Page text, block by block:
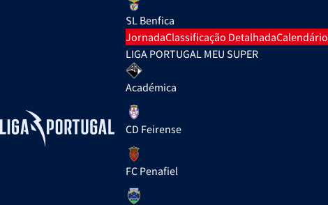
SL Benfica
JornadaClassificação DetalhadaCalendário
LIGA PORTUGAL MEU SUPER
Académica
CD Feirense
FC Penafiel